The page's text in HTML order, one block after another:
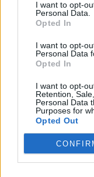
I want to opt-
Personal Data.
Opted In
I want to opt-
Personal Data
Opted In
I want to opt-
Retention,
Personal Data
Purposes for
Opted Out
2026. augusztus
A
háború